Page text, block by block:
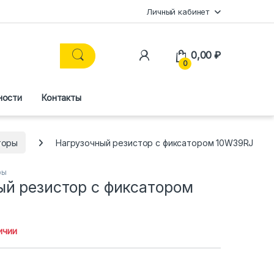
Личный кабинет
0
0,00₽
Контакты
Нагрузочный резистор с фиксатором 10W39RJ
резистор с фиксатором